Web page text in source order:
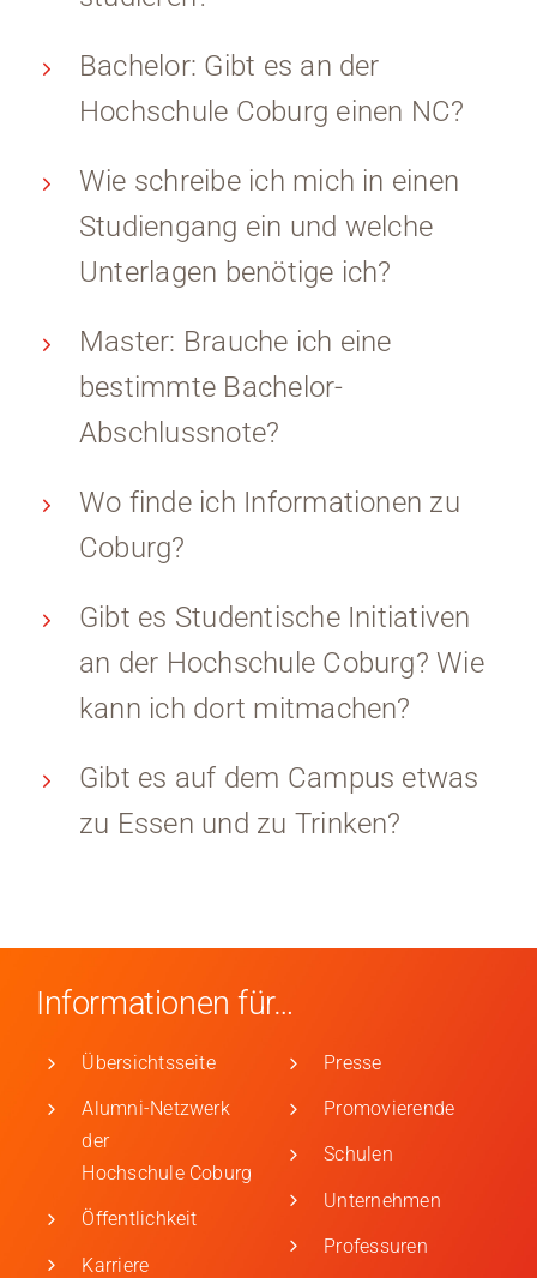
Bachelor: Gibt es an der
Hochschule Coburg einen NC?
Wie schreibe ich mich in einen
Studiengang ein und welche
Unterlagen benötige ich?
Master: Brauche ich eine
bestimmte Bachelor-
Abschlussnote?
Wo finde ich Informationen zu
Coburg?
Gibt es Studentische Initiativen
an der Hochschule Coburg? Wie
kann ich dort mitmachen?
Gibt es auf dem Campus etwas
zu Essen und zu Trinken?
Informationen für…
Übersichtsseite
Alumni-Netzwerk
der
Hochschule Coburg
Öffentlichkeit
Karriere
Presse
Promovierende
Schulen
Unternehmen
Professuren